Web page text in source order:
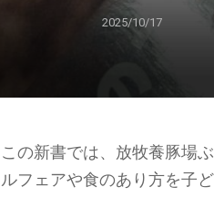
2025/10/17
の新書では、放牧養豚場
フェアや食のあり方を子